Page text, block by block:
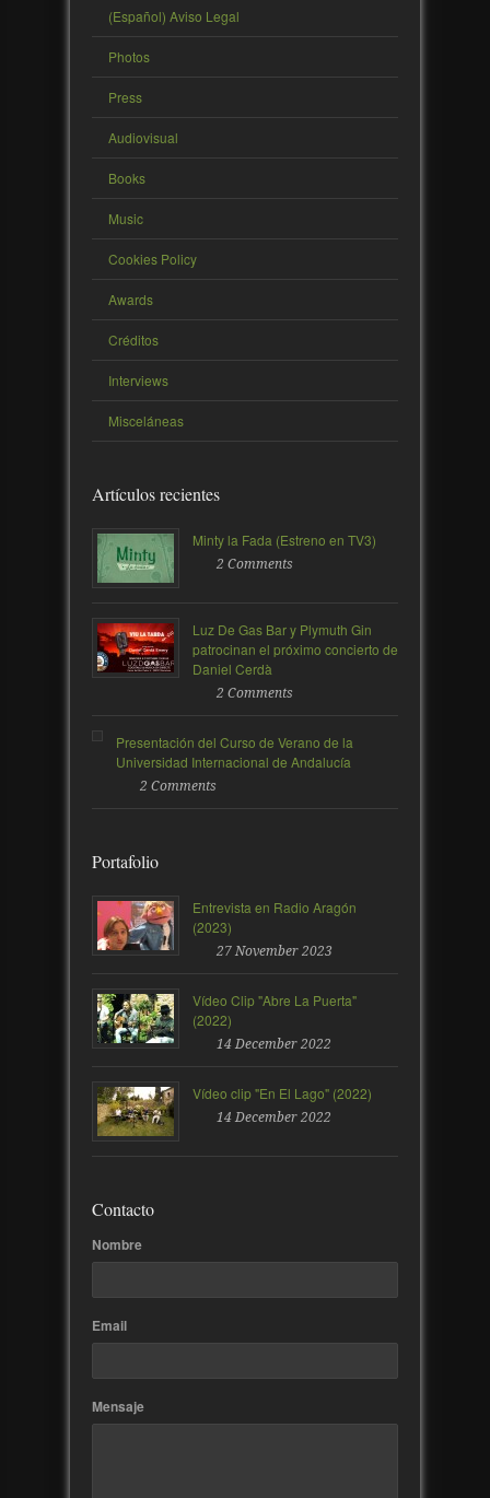
(Español) Aviso Legal
Photos
Press
Audiovisual
Books
Music
Cookies Policy
Awards
Créditos
Interviews
Misceláneas
Artículos recientes
Minty la Fada (Estreno en TV3)
2 Comments
Luz De Gas Bar y Plymuth Gin
patrocinan el próximo concierto de
Daniel Cerdà
2 Comments
Presentación del Curso de Verano de la
Universidad Internacional de Andalucía
2 Comments
Portafolio
Entrevista en Radio Aragón
(2023)
27 November 2023
Vídeo Clip "Abre La Puerta"
(2022)
14 December 2022
Vídeo clip "En El Lago" (2022)
14 December 2022
Contacto
Nombre
Email
Mensaje